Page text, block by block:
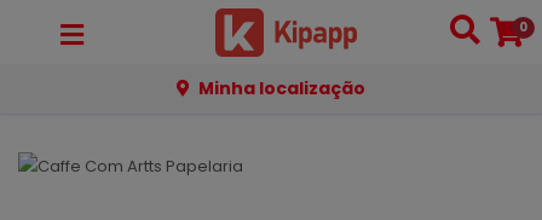
0
Minha localização